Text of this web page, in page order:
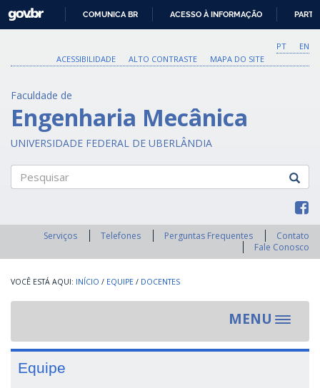
O
CONTEÚDO
GOVBR
COMUNICA BR ACESSO À INFORMAÇÃO
PT
EN
ACESSIBILIDADE
ALTO CONTRASTE MAPA DO SITE
Faculdade de
Engenharia Mecânica
UNIVERSIDADE FEDERAL DE UBERLÂNDIA
Serviços Telefones Perguntas Frequentes
Contato
Fale Conosco
INÍCIO / EQUIPE / DOCENTES
MENU
Toggle
Equipe